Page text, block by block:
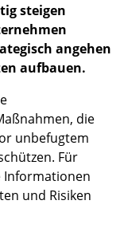
steigen
angehen
aufbauen.
die
unbefugtem
Für
Informationen
und Risiken